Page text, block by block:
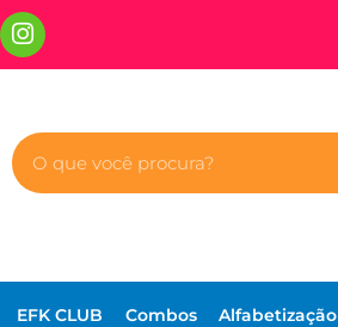
EFK CLUB Combos Alfabetização